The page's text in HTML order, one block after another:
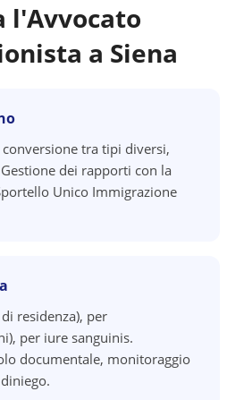
l'Avvocato
a Siena
tra tipi diversi,
dei rapporti con la
Unico Immigrazione
residenza), per
per iure sanguinis.
documentale, monitoraggio